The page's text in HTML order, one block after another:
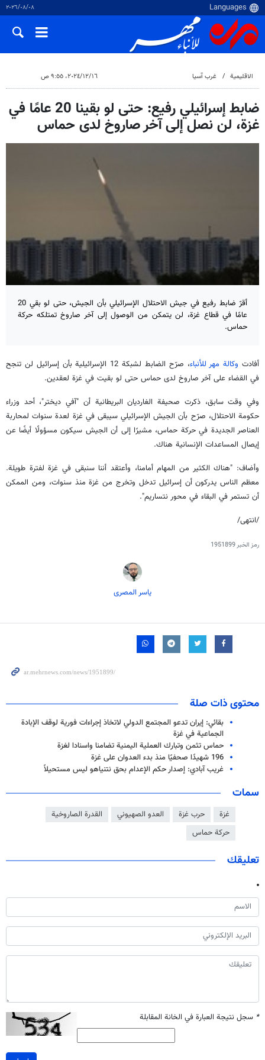
٠٨‏/٠٨‏/٢٠٢٦
الاقلیمیة غرب آسیا ١٦‏/١٢‏/٢٠٢٤، ٩:٥٥ ص
ضابط إسرائيلي رفيع: حتى لو بقينا 20 عامًا في
غزة، لن نصل إلى آخر صاروخ لدى حماس
أقرّ ضابط رفيع في جيش الاحتلال الإسرائيلي بأن الجيش، حتى لو بقي 20
عامًا في قطاع غزة، لن يتمكن من الوصول إلى آخر صاروخ تمتلكه حركة
حماس.
أفادت وكالة مهر للأنباء
، صرّح الضابط لشبكة 12 الإسرائيلية بأن إسرائيل لن تنجح
في القضاء على آخر صاروخ لدى حماس حتى لو بقيت في غزة لعقدين.
وفي وقت سابق، ذكرت صحيفة الغارديان البريطانية أن "آفي ديختر"، أحد وزراء
حكومة الاحتلال، صرّح بأن الجيش الإسرائيلي سيبقى في غزة لعدة سنوات لمحاربة
العناصر الجديدة في حركة حماس، مشيرًا إلى أن الجيش سيكون مسؤولًا أيضًا عن
إيصال المساعدات الإنسانية هناك.
وأضاف: "هناك الكثير من المهام أمامنا، وأعتقد أننا سنبقى في غزة لفترة طويلة.
معظم الناس يدركون أن إسرائيل تدخل وتخرج من غزة منذ سنوات، ومن الممكن
أن تستمر في البقاء في محور نتساريم".
/انتهى/
رمز الخبر1951899
یاسر المصری
محتوى ذات صلة
بقائي: إيران تدعو المجتمع الدولي لاتخاذ إجراءات فورية لوقف الإبادة
الجماعية في غزة
حماس تثمن وتبارك العملية اليمنية تضامنا واسنادا لغزة
196 شهيدًا صحفيًا منذ بدء العدوان على غزة
غريب آبادي: إصدار حكم الإعدام بحق نتنياهو ليس مستحيلاً
سمات
غزة حرب غزة العدو الصهيوني
القدرة الصاروخية
حركة حماس
تعليقك
* سجل نتيجة العبارة في الخانة المقابلة